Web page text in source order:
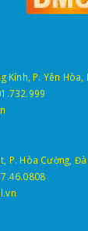
Kính, P. Yên Hòa,
P. Hòa Cường,